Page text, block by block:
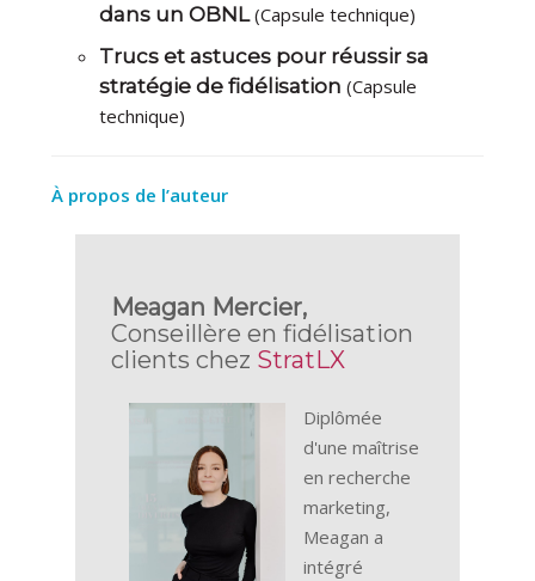
dans un OBNL(Capsule technique)
Trucs et astuces pour réussir sa
stratégie de fidélisation (Capsule
technique)
À propos de l’auteur
Meagan Mercier,
Conseillère en fidélisation
clients chez StratLX
Diplômée
d'une maîtrise
en recherche
marketing,
Meagan a
intégré